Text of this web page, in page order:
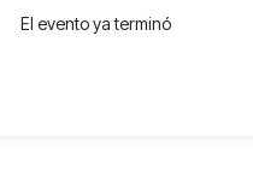
El evento ya terminó